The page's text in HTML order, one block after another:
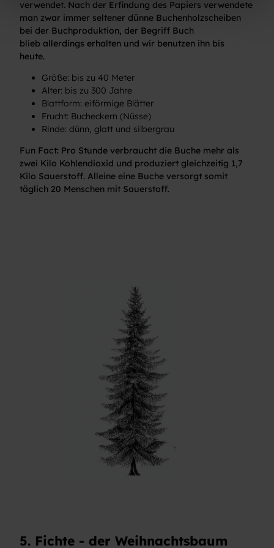
verwendet. Nach der Erfindung des Papiers verwendete
man zwar immer seltener dünne Buchenholzscheiben
bei der Buchproduktion, der Begriff Buch
blieb allerdings erhalten und wir benutzen ihn bis
heute.
Größe: bis zu 40 Meter
Alter: bis zu 300 Jahre
Blattform: eiförmige Blätter
Frucht: Bucheckern (Nüsse)
Rinde: dünn, glatt und silbergrau
Fun Fact: Pro Stunde verbraucht die Buche mehr als
zwei Kilo Kohlendioxid und produziert gleichzeitig 1,7
Kilo Sauerstoff. Alleine eine Buche versorgt somit
täglich 20 Menschen mit Sauerstoff.
5. Fichte - der Weihnachtsbaum